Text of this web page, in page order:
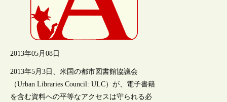
2013年05月08日
2013年5月3日、米国の都市図書館協議会
（Urban Libraries Council: ULC）が、電子書籍
を含む資料への平等なアクセスは守られる必